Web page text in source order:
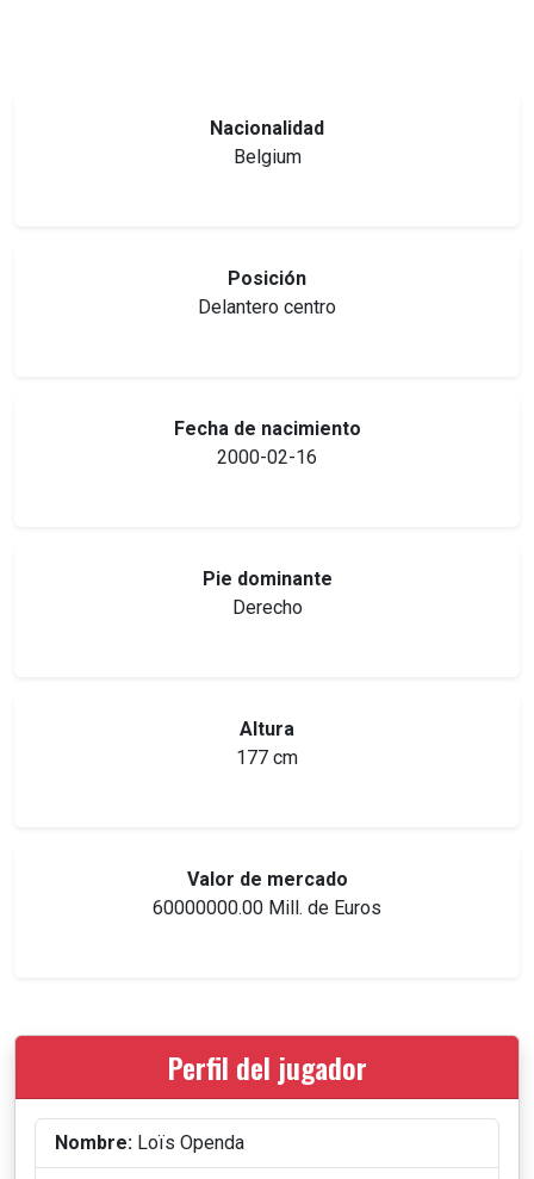
Nacionalidad
Belgium
Posición
Delantero centro
Fecha de nacimiento
2000-02-16
Pie dominante
Derecho
Altura
177 cm
Valor de mercado
60000000.00 Mill. de Euros
Perfil del jugador
Nombre: Loïs Openda